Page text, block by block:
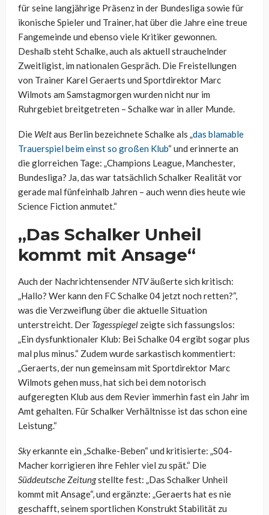
für seine langjährige Präsenz in der Bundesliga sowie für
ikonische Spieler und Trainer, hat über die Jahre eine treue
Fangemeinde und ebenso viele Kritiker gewonnen.
Deshalb steht Schalke, auch als aktuell strauchelnder
Zweitligist, im nationalen Gespräch. Die Freistellungen
von Trainer Karel Geraerts und Sportdirektor Marc
Wilmots am Samstagmorgen wurden nicht nur im
Ruhrgebiet breitgetreten – Schalke war in aller Munde.
Die Weltaus Berlin bezeichnete Schalke als „das blamable
Trauerspiel beim einst so großen Klub“ und erinnerte an
die glorreichen Tage: „Champions League, Manchester,
Bundesliga? Ja, das war tatsächlich Schalker Realität vor
gerade mal fünfeinhalb Jahren – auch wenn dies heute wie
Science Fiction anmutet.“
„Das Schalker Unheil
kommt mit Ansage“
Auch der Nachrichtensender NTVäußerte sich kritisch:
„Hallo? Wer kann den FC Schalke 04 jetzt noch retten?“,
was die Verzweiflung über die aktuelle Situation
unterstreicht. Der Tagesspiegel zeigte sich fassungslos:
„Ein dysfunktionaler Klub: Bei Schalke 04 ergibt sogar plus
mal plus minus.“ Zudem wurde sarkastisch kommentiert:
„Geraerts, der nun gemeinsam mit Sportdirektor Marc
Wilmots gehen muss, hat sich bei dem notorisch
aufgeregten Klub aus dem Revier immerhin fast ein Jahr im
Amt gehalten. Für Schalker Verhältnisse ist das schon eine
Leistung.“
Skyerkannte ein „Schalke-Beben“ und kritisierte: „S04-
Macher korrigieren ihre Fehler viel zu spät.“ Die
Süddeutsche Zeitungstellte fest: „Das Schalker Unheil
kommt mit Ansage“, und ergänzte: „Geraerts hat es nie
geschafft, seinem sportlichen Konstrukt Stabilität zu